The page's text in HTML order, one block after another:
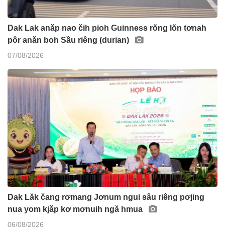
Dak Lak anăp nao čih pioh Guinness rŏng lŏn tơnah
pôr anăn boh Sầu riêng (durian)
07/08/2026
Dak Lăk čang rơmang Jơnum ngui sâu riêng pơjing
nua yom kjăp kơ mơnuih ngă hmua
06/08/2026